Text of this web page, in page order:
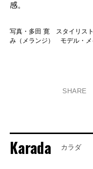
感。
写真・多田 寛 スタイリス
み（メランジ） モデル・
SHARE
Karada カラダ